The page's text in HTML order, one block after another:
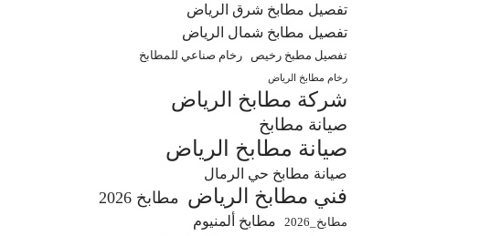
تفصيل مطابخ شرق الرياض
تفصيل مطابخ شمال الرياض
تفصيل مطبخ رخيص رخام صناعي للمطابخ
رخام مطابخ الرياض
شركة مطابخ الرياض
صيانة مطابخ
صيانة مطابخ الرياض
صيانة مطابخ حي الرمال
فني مطابخ الرياض مطابخ 2026
مطابخ_2026 مطابخ ألمنيوم